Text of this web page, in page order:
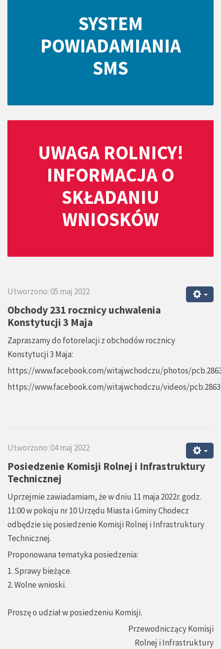
SYSTEM
POWIADAMIANIA
SMS
UWAGA ROLNICY!
INFORMACJA O
SKŁADANIU
WNIOSKÓW
Utworzono: 05 maj 2022
Obchody 231 rocznicy uchwalenia
Konstytucji 3 Maja
Zapraszamy do fotorelacji z obchodów rocznicy
Konstytucji 3 Maja:
https://www.facebook.com/witajwchodczu/photos/
https://www.facebook.com/witajwchodczu/videos/
Utworzono: 04 maj 2022
Posiedzenie Komisji Rolnej i Infrastruktury
Technicznej
Uprzejmie zawiadamiam, że w dniu 11 maja 2022r. godz.
11:00 w pokoju nr 10 Urzędu Miasta i Gminy Chodecz
odbędzie się posiedzenie Komisji Rolnej i Infrastruktury
Technicznej.
Proponowana tematyka posiedzenia:
1. Sprawy bieżące.
2. Wolne wnioski.
Proszę o udział w posiedzeniu Komisji.
Przewodniczący Komisji
Rolnej i Infrastruktury